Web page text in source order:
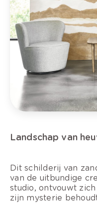
Landschap van
Dit schilderij van
van de uitbundige
studio, ontvouwt
zijn mysterie